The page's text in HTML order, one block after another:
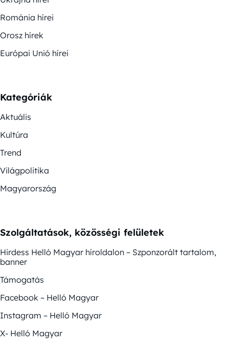
Románia hírei
Orosz hírek
Európai Unió hírei
Kategóriák
Aktuális
Kultúra
Trend
Világpolitika
Magyarország
Szolgáltatások, közösségi felületek
Hirdess Helló Magyar híroldalon – Szponzorált tartalom,
banner
Támogatás
Facebook – Helló Magyar
Instagram – Helló Magyar
X- Helló Magyar